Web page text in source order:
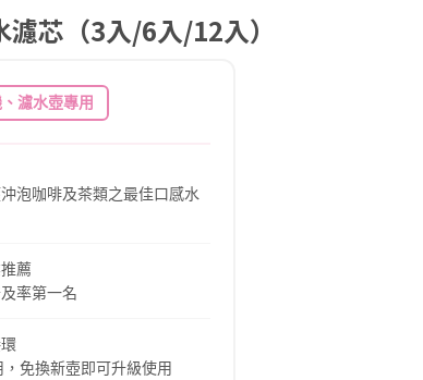
濾芯（3入/6入/12入）
濾水壺專用
泡咖啡及茶類之最佳口感水
薦
率第一名
免換新壺即可升級使用